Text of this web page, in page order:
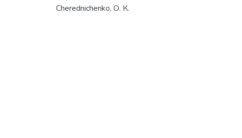
Cherednichenko, О. К.